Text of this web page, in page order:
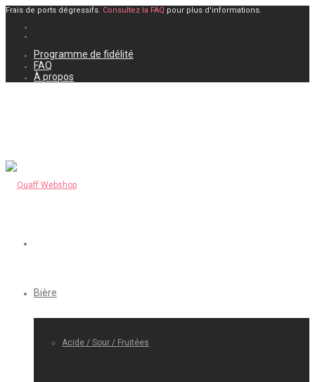
Frais de ports dégressifs. Consultez la FAQ pour plus d'informations.
Programme de fidélité
FAQ
À propos
Bière
Acide / Sour / Fruitées